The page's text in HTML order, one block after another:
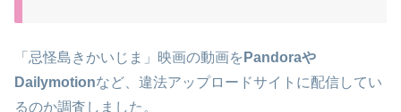
「忌怪島きかいじま」映画の動画を Pandoraや
Dailymotionなど、違法アップロードサイトに配信してい
るのか調査しました。